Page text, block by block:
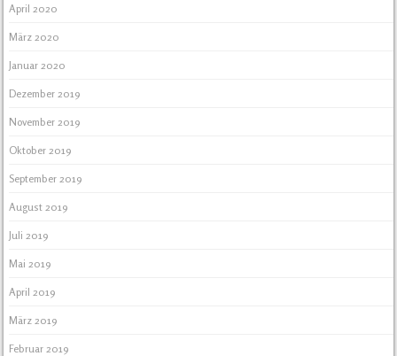
April 2020
März 2020
Januar 2020
Dezember 2019
November 2019
Oktober 2019
September 2019
August 2019
Juli 2019
Mai 2019
April 2019
März 2019
Februar 2019